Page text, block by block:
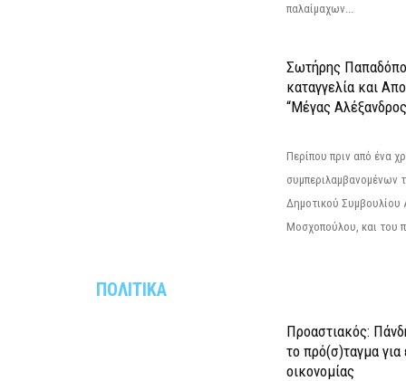
παλαίμαχων...
Σωτήρης
καταγγελία και
“Μέγας
Περίπου πριν από ένα
συμπεριλαμβανομένων
Δημοτικού Συμβουλίου
Μοσχοπούλου, και του
ΠΟΛΙΤΙΚΑ
Προαστιακός:
το πρό(σ)ταγμα για
οικονομίας